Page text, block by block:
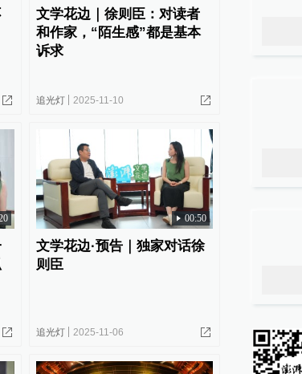
文学花边｜徐则臣：对读者
和作家，“陌生感”都是基本
诉求
追光灯 2025-11-10
00:50
文学花边·预告｜独家对话徐
则臣
追光灯 2025-11-06